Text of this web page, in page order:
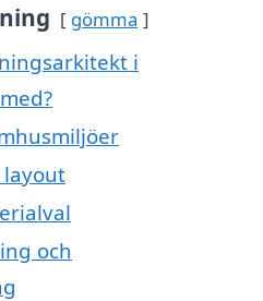
gömma
i
layout
och